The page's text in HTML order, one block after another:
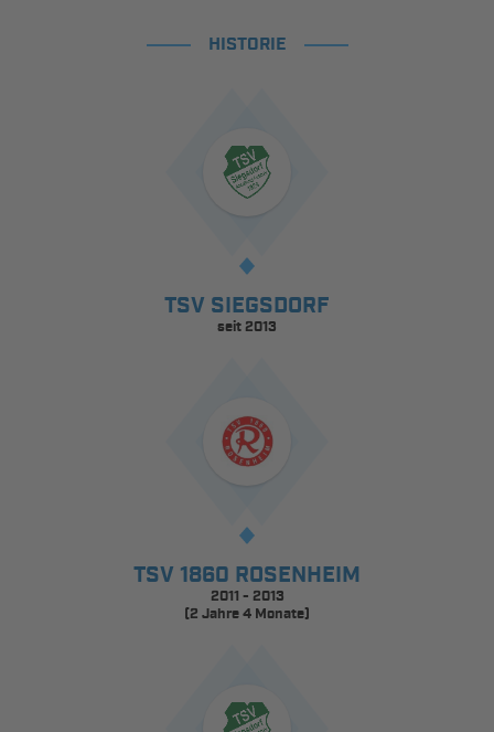
HISTORIE
TSV SIEGSDORF
seit 2013
TSV 1860 ROSENHEIM
2011 - 2013
(2 Jahre 4 Monate)